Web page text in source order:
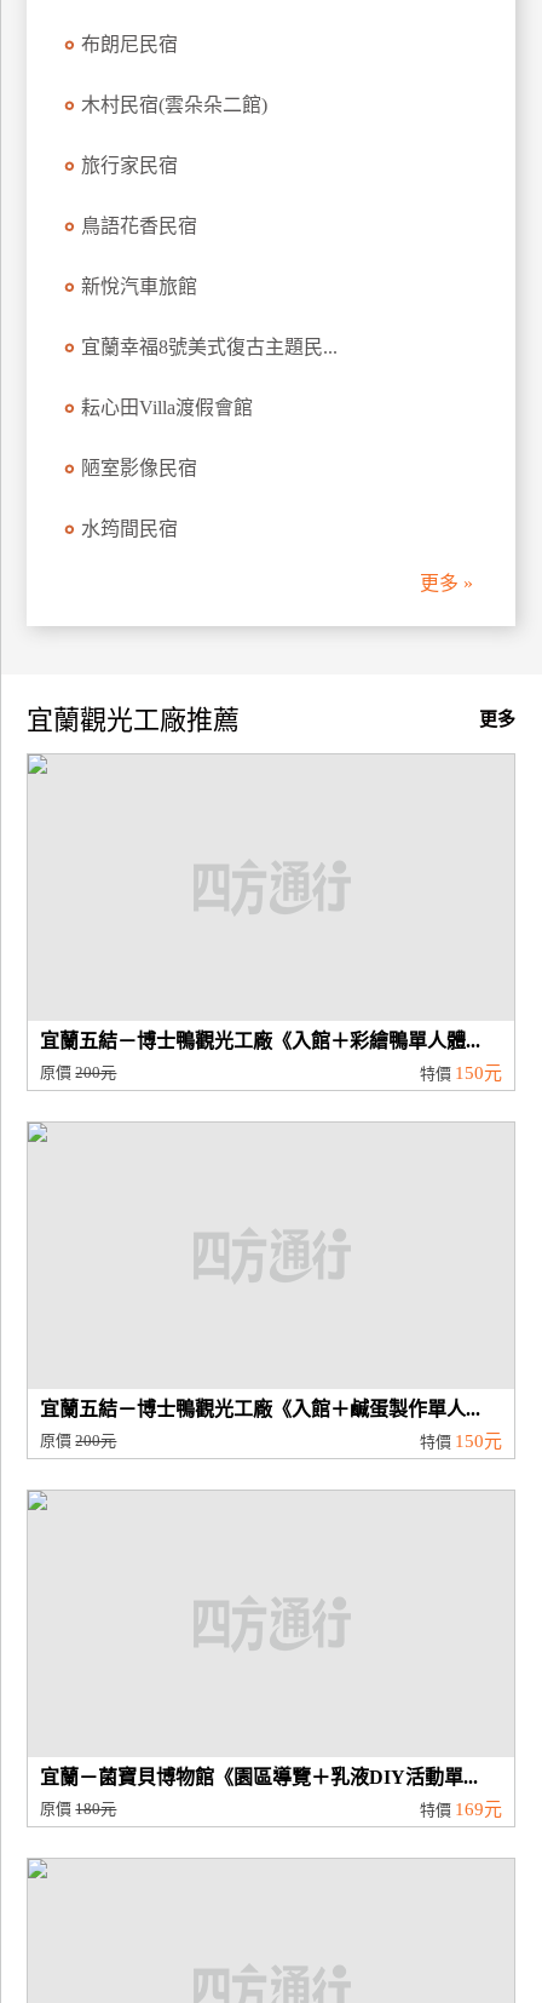
旅
傳
布朗尼民宿
木村民宿(雲朵朵二館)
旅行家民宿
鳥語花香民宿
新悅汽車旅館
宜蘭幸福8號美式復古主題民...
耘心田Villa渡假會館
陋室影像民宿
水筠間民宿
更多 »
更多
宜蘭觀光工廠推薦
宜蘭五結－博士鴨觀光工廠《入館＋彩繪鴨單人體...
原價200元 特價 150元
宜蘭五結－博士鴨觀光工廠《入館＋鹹蛋製作單人...
原價200元 特價 150元
宜蘭－菌寶貝博物館《園區導覽＋乳液DIY活動單...
原價180元 特價 169元